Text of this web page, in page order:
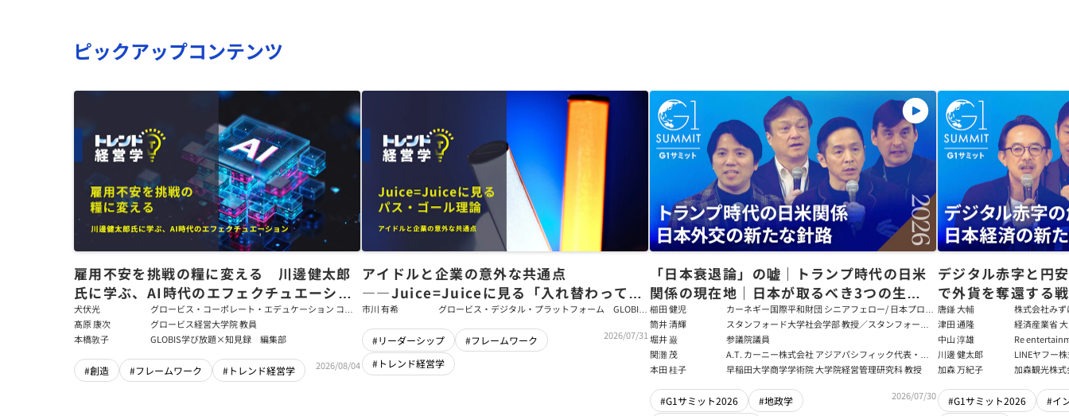
ピックアップコンテンツ
雇用不安を挑戦の糧に変える 川邊健太郎
氏に学ぶ、AI時代のエフェクチュエーショ
ン
犬伏光
グロービス・コーポレート・エデュケーション コー
ポレート・ソリューション・チーム コンサルタント
髙原 康次
グロービス経営大学院 教員
本橋敦子
GLOBIS学び放題×知見録 編集部
#創造 #フレームワーク #トレンド経営学 2026/08/04
アイドルと企業の意外な共通点
――Juice=Juiceに見る「入れ替わっても
強いチーム」をつくるパス・ゴール理論
市川 有希
グロービス・デジタル・プラットフォーム GLOBIS
#リーダーシップ
#フレームワーク
#トレンド経営学
2026/07/31
「日本衰退論」の嘘｜トランプ時代の日米
関係の現在地｜日本が取るべき3つの生存
戦略【櫛田健児×関灘茂×堀井巌×筒井清
輝】
櫛田 健児
カーネギー国際平和財団 シニアフェロー/ 日本プログ
ラムディレクター
筒井 清輝
スタンフォード大学社会学部 教授／スタンフォード
大学アジア太平洋研究センター 所長／東京財団 名誉
フェロー
堀井 巌
参議院議員
関灘 茂
A.T. カーニー株式会社 アジアパシフィック代表・日
本法人会長
本田 桂子 早稲田大学商学学術院 大学院経営管理研究科 教授
#G1サミット2026
#地政学
2026/07/30
デジタル赤字と円
で外貨を奪還する
る真の条件
唐鎌 大輔
株式会社み
ト
津田 通隆
経済産業省
デジタル経
報処理推進
センター 情
任者
中山 淳雄
Re
講師／Plott
川邊 健太郎
LINEヤフー
加森 万紀子
加森観光株式
#G1サミット2026
#イ